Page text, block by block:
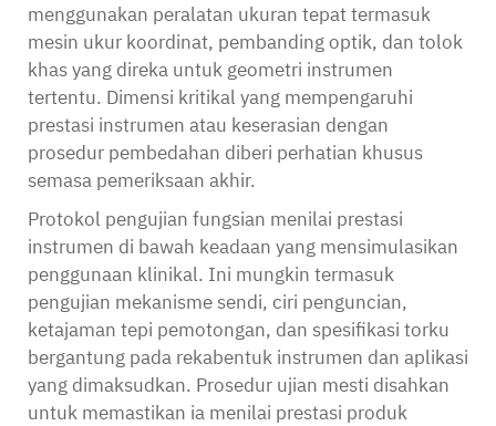
menggunakan peralatan ukuran tepat termasuk
mesin ukur koordinat, pembanding optik, dan tolok
khas yang direka untuk geometri instrumen
tertentu. Dimensi kritikal yang mempengaruhi
prestasi instrumen atau keserasian dengan
prosedur pembedahan diberi perhatian khusus
semasa pemeriksaan akhir.
Protokol pengujian fungsian menilai prestasi
instrumen di bawah keadaan yang mensimulasikan
penggunaan klinikal. Ini mungkin termasuk
pengujian mekanisme sendi, ciri penguncian,
ketajaman tepi pemotongan, dan spesifikasi torku
bergantung pada rekabentuk instrumen dan aplikasi
yang dimaksudkan. Prosedur ujian mesti disahkan
untuk memastikan ia menilai prestasi produk